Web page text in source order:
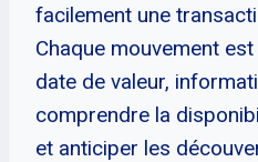
facilement une
Chaque mouvement
date de valeur,
comprendre la
et anticiper les